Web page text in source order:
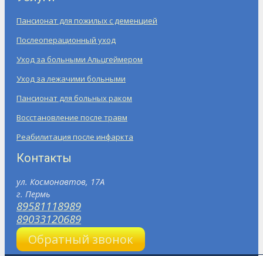
Пансионат для пожилых с деменцией
Послеоперационный уход
Уход за больными Альцгеймером
Уход за лежачими больными
Пансионат для больных раком
Восстановление после травм
Реабилитация после инфаркта
Контакты
ул. Космонавтов, 17А
г. Пермь
89581118989
89033120689
Обратный звонок